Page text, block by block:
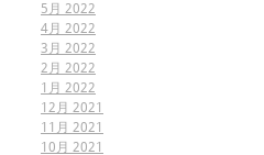
5月 2022
4月 2022
3月 2022
2月 2022
1月 2022
12月 2021
11月 2021
10月 2021